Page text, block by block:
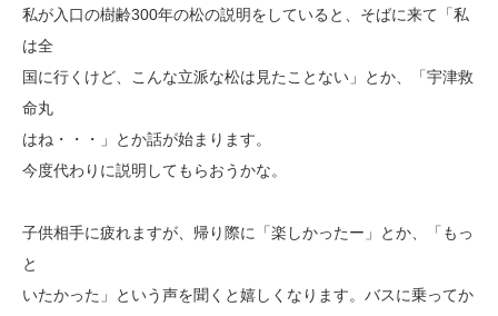
私が入口の樹齢300年の松の説明をしていると、そばに来て「私
は全
国に行くけど、こんな立派な松は見たことない」とか、「宇津救
命丸
はね・・・」とか話が始まります。
今度代わりに説明してもらおうかな。
子供相手に疲れますが、帰り際に「楽しかったー」とか、「もっ
と
いたかった」という声を聞くと嬉しくなります。バスに乗ってか